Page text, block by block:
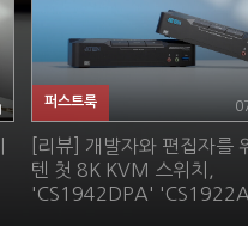
퍼스트룩
[리뷰] 개발자와 편집자를
텐 첫 8K KVM 스위치,
'CS1942DPA'